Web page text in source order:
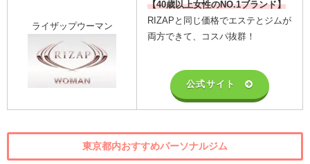
ライザップウーマン
【40歳以上女性のNO.1ブランド】
RIZAPと同じ価格でエステとジムが
両方できて、コスパ抜群！
公式サイト
東京都内おすすめパーソナルジム